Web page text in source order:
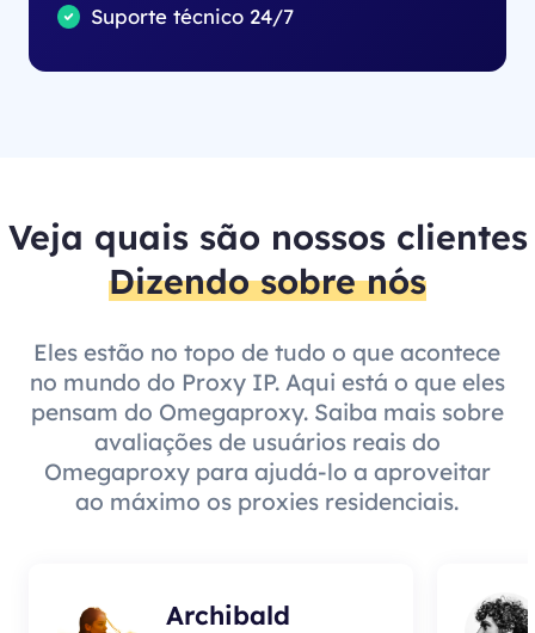
Suporte técnico 24/7
Veja quais são nossos clientes
Dizendo sobre nós
Eles estão no topo de tudo o que acontece
no mundo do Proxy IP. Aqui está o que eles
pensam do Omegaproxy. Saiba mais sobre
avaliações de usuários reais do
Omegaproxy para ajudá-lo a aproveitar
ao máximo os proxies residenciais.
Archibald